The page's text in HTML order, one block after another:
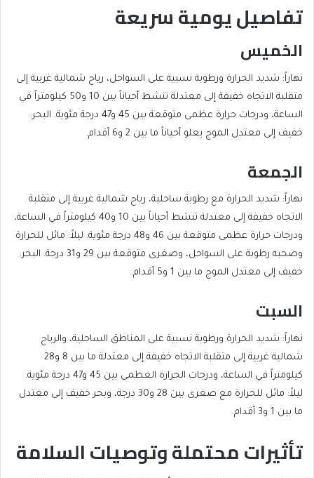
تفاصيل يومية سريعة
الخميس
نهاراً: شديد الحرارة ورطوبة نسبية على السواحل، رياح شمالية غربية إلى
متقلبة الاتجاه خفيفة إلى معتدلة تنشط أحياناً بين 10 و50 كيلومتراً في
الساعة، ودرجات حرارة عظمى متوقعة بين 45 و47 درجة مئوية. البحر:
خفيف إلى معتدل الموج يعلو أحياناً ما بين 2 و6 أقدام.
الجمعة
نهاراً: شديد الحرارة مع رطوبة ساحلية، رياح شمالية غربية إلى متقلبة
الاتجاه خفيفة إلى معتدلة تنشط أحياناً بين 10 و40 كيلومتراً في الساعة،
ودرجات حرارة عظمى متوقعة بين 46 و48 درجة مئوية. ليلاً: مائل للحرارة
وصحبه رطوبة على السواحل، وصغرى متوقعة بين 29 و31 درجة. البحر:
خفيف إلى معتدل الموج ما بين 1 و5 أقدام.
السبت
نهاراً: شديد الحرارة ورطوبة نسبية على المناطق الساحلية، والرياح
شمالية غربية إلى متقلبة الاتجاه خفيفة إلى معتدلة ما بين 8 و28
كيلومتراً في الساعة، ودرجات الحرارة العظمى بين 45 و47 درجة مئوية.
ليلاً: مائل للحرارة مع صغرى بين 28 و30 درجة، وبحر خفيف إلى معتدل
ما بين 1 و3 أقدام.
تأثيرات محتملة وتوصيات السلامة